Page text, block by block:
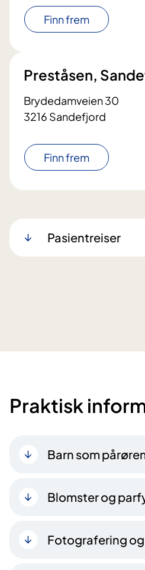
Finn frem
Preståsen,
Brydedamveien 30
3216 Sandefjord
Finn frem
Pasientreiser
Praktisk
Barn som
Blomster og
Fotografering